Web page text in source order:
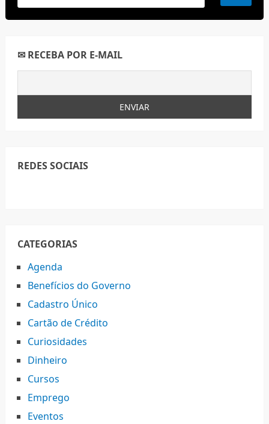
✉ RECEBA POR E-MAIL
REDES SOCIAIS
CATEGORIAS
Agenda
Benefícios do Governo
Cadastro Único
Cartão de Crédito
Curiosidades
Dinheiro
Cursos
Emprego
Eventos